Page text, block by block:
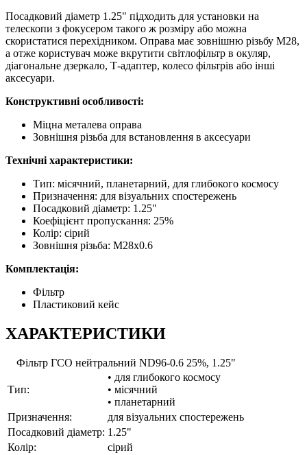
Посадковий діаметр 1.25" підходить для установки на
телескопи з фокусером такого ж розміру або можна
скористатися перехідником. Оправа має зовнішню різьбу М28,
а отже користувач може вкрутити світлофільтр в окуляр,
діагональне дзеркало, Т-адаптер, колесо фільтрів або інші
аксесуари.
Конструктивні особливості:
Міцна металева оправа
Зовнішня різьба для встановлення в аксесуари
Технічні характеристики:
Тип: місячний, планетарний, для глибокого космосу
Призначення: для візуальних спостережень
Посадковий діаметр: 1.25"
Коефіцієнт пропускання: 25%
Колір: сірий
Зовнішня різьба: М28х0.6
Комплектація:
Фільтр
Пластиковий кейс
ХАРАКТЕРИСТИКИ
Фільтр ГСО нейтральний ND96-0.6 25%, 1.25"
Тип:
• для глибокого космосу
• місячний
• планетарний
Призначення:
для візуальних спостережень
Посадковий діаметр: 1.25"
Колір:
сірий